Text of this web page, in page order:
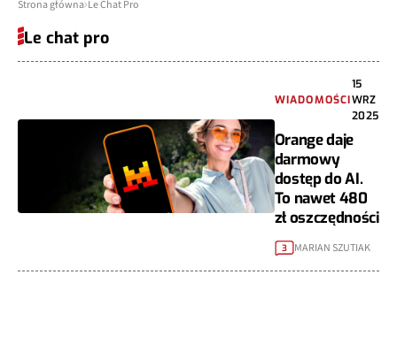
Strona główna Le Chat Pro
Le chat pro
WIADOMOŚCI
15
WRZ
2025
Orange daje
darmowy
dostęp do AI.
To nawet 480
zł oszczędności
3 MARIAN SZUTIAK